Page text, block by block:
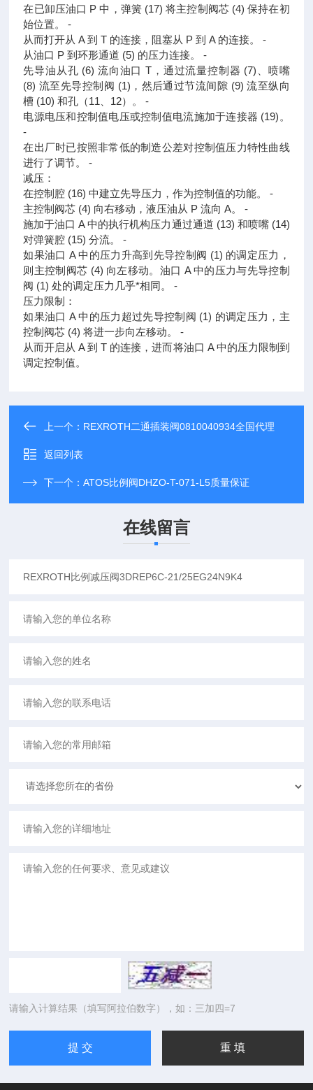
在已卸压油口 P 中，弹簧 (17) 将主控制阀芯 (4) 保持在初
始位置。 ‐
从而打开从 A 到 T 的连接，阻塞从 P 到 A 的连接。 ‐
从油口 P 到环形通道 (5) 的压力连接。 ‐
先导油从孔 (6) 流向油口 T，通过流量控制器 (7)、喷嘴
(8) 流至先导控制阀 (1)，然后通过节流间隙 (9) 流至纵向
槽 (10) 和孔（11、12）。 ‐
电源电压和控制值电压或控制值电流施加于连接器 (19)。
‐
在出厂时已按照非常低的制造公差对控制值压力特性曲线
进行了调节。 ‐
减压：
在控制腔 (16) 中建立先导压力，作为控制值的功能。 ‐
主控制阀芯 (4) 向右移动，液压油从 P 流向 A。 ‐
施加于油口 A 中的执行机构压力通过通道 (13) 和喷嘴 (14)
对弹簧腔 (15) 分流。 ‐
如果油口 A 中的压力升高到先导控制阀 (1) 的调定压力，
则主控制阀芯 (4) 向左移动。油口 A 中的压力与先导控制
阀 (1) 处的调定压力几乎*相同。 ‐
压力限制：
如果油口 A 中的压力超过先导控制阀 (1) 的调定压力，主
控制阀芯 (4) 将进一步向左移动。 ‐
从而开启从 A 到 T 的连接，进而将油口 A 中的压力限制到
调定控制值。
上一个： REXROTH二通插装阀0810040934全国代理
返回列表
下一个：ATOS比例阀DHZO-T-071-L5质量保证
在线留言
请输入计算结果（填写阿拉伯数字），如：三加四=7